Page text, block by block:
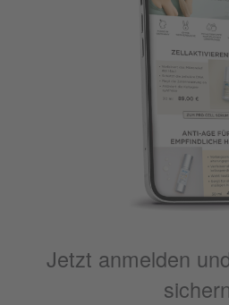
Jetzt anmelden